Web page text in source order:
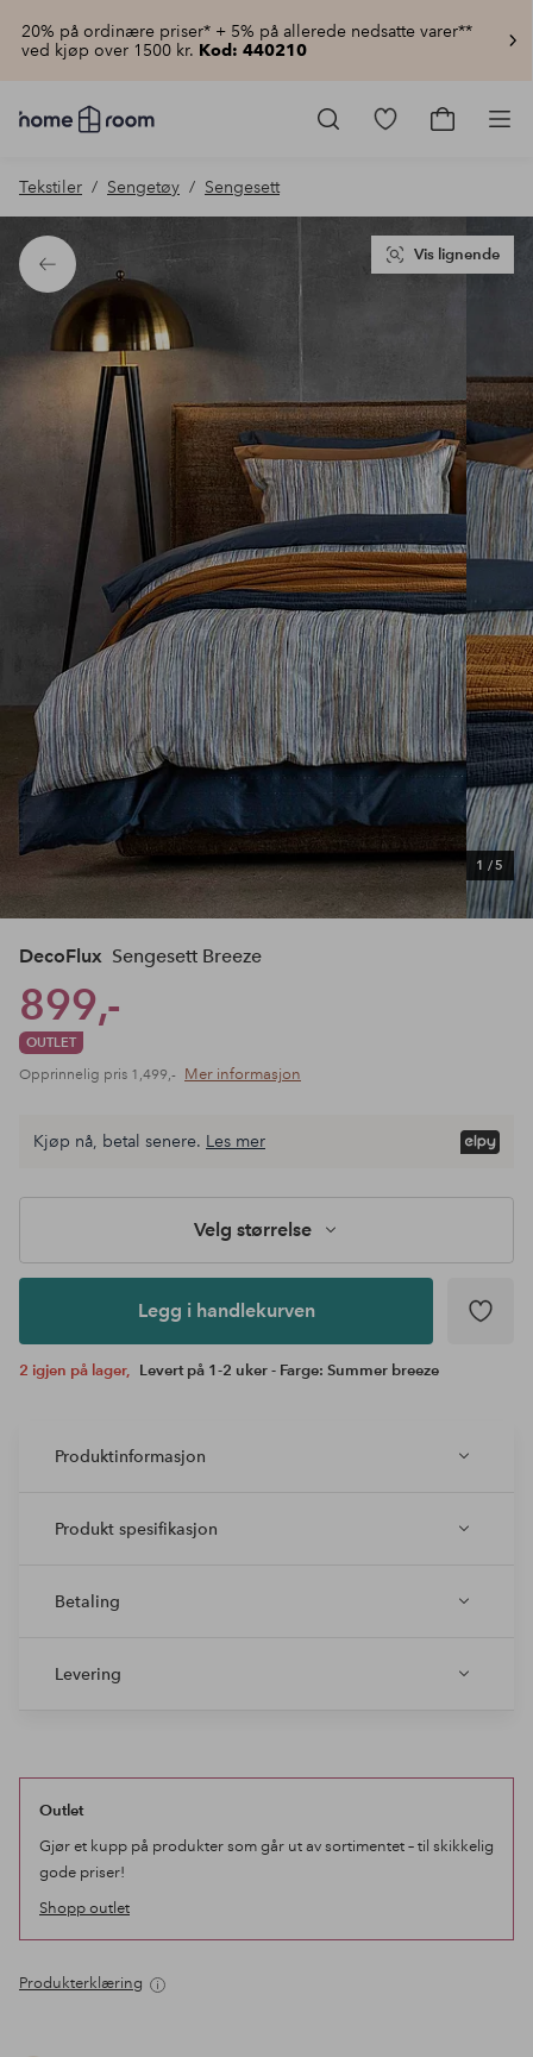
20% på ordinære priser* + 5% på allerede nedsatte varer**
ved kjøp over 1500 kr. Kod: 440210
Homeroom
–
hjemmet
til
lav
pris
Gå
Gå
Tekstiler Sengetøy Sengesett
Tilbake
1 /5
Vis lignende
DecoFlux Sengesett Breeze
899,-
OUTLET
Opprinnelig pris 1,499,- Mer informasjon
størrelse
Legg i
Kjøp nå, betal senere. Les mer
Velg størrelse
Legg i handlekurven
2 igjen på lager, Levert på 1-2 uker - Farge: Summer breeze
Produktinformasjon
Produkt spesifikasjon
Betaling
Levering
Outlet
Gjør et kupp på produkter som går ut av sortimentet – til skikkelig
gode priser!
Shopp outlet
Produkterklæring